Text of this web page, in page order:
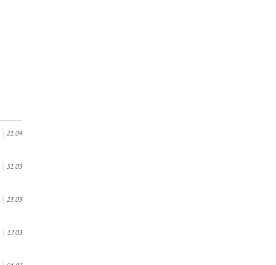
21.04
31.03
23.03
17.03